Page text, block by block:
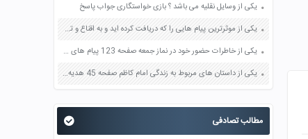
یکی از وسایل نقلیه می باشد ؟ بازی خواستگاری جواب پاسخ
یکی از موثرترین پیام هایی را که دریافت کرده اید و به اقناع و تغییری جدی در شما منجر شده است برسی کنید و علت این تاثیر گذاری قابل توجه را بنویسید صفحه 52 تفکر و سواد رسانه ای دهم
یکی از خاطرات حضور خود در نماز جمعه صفحه 123 پیام های آسمان هفتم
یکی از داستان های مربوط به زندگی امام کاظم صفحه 45 هدیه های آسمان چهارم
مطالب تصادفی